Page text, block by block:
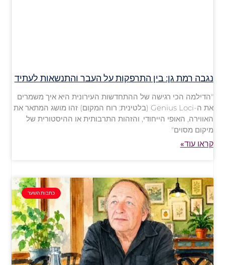
נגבה רמת גן: בין התרפקות על העבר והתנשאות לעתיד
"הדילמה הכי רגישה של ההתחדשות העירונית היא איך משמרים
את ה-Genius Loci (בלטינית: רוח המקום) זהו מושג המתאר את
האווירה, האופי הייחודי, והזהות התרבותית או ההיסטורית של
מיקום מסוים"
קראו עוד»
כתבות השער